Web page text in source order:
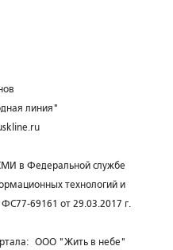
линия"
в Федеральной службе
технологий и
69161 от 29.03.2017 г.
ООО "Жить в небе"